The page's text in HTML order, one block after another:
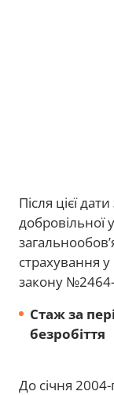
Після цієї
добровільної
страхування
закону
Стаж за
безробіття
До січня